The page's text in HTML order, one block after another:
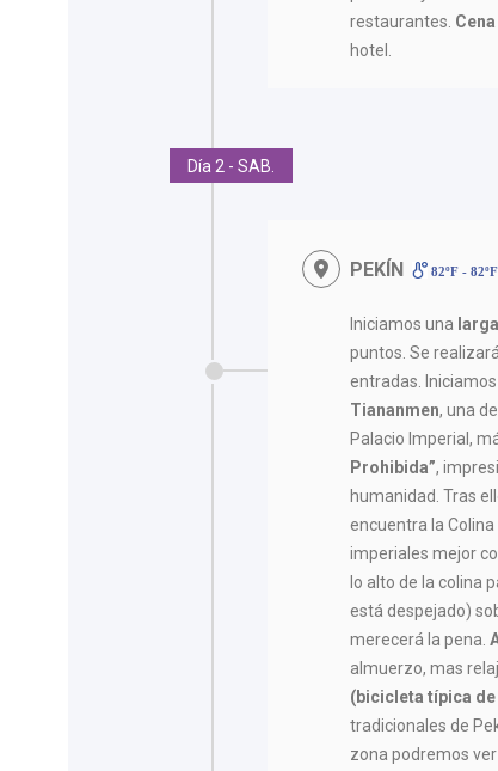
restaurantes.
hotel.
Día 2 - SAB.
PEKÍN 82ºF - 82ºF
Iniciamos una
puntos. Se
entradas.
Tiananmen, una
Palacio Imperial,
Prohibida”,
humanidad. Tras
encuentra la
imperiales mejor
lo alto de la colina
está despejado)
merecerá la pena.
almuerzo, mas
(bicicleta típica
tradicionales de
zona podremos